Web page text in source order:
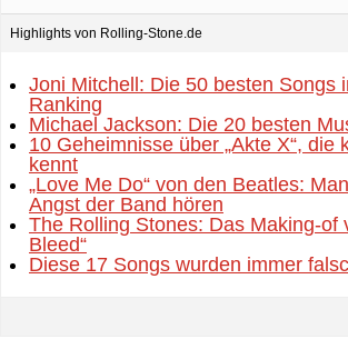
Highlights von Rolling-Stone.de
Joni Mitchell: Die 50 besten Songs
Ranking
Michael Jackson: Die 20 besten
10 Geheimnisse über „Akte X“, die
kennt
„Love Me Do“ von den Beatles:
Angst der Band hören
The Rolling Stones: Das Making-of
Bleed“
Diese 17 Songs wurden immer